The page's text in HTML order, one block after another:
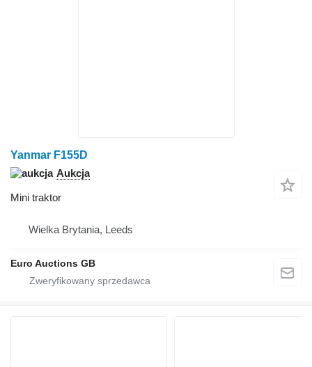
Yanmar F155D
Aukcja
Mini traktor
Wielka Brytania, Leeds
Euro Auctions GB